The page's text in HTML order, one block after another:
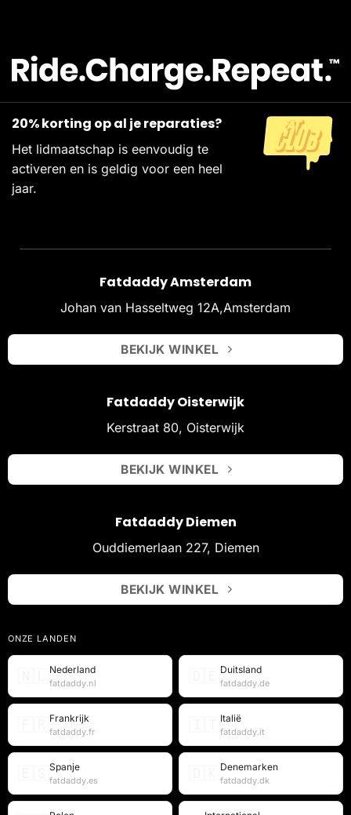
20% korting op al je reparaties?
Het lidmaatschap is eenvoudig te
activeren en is geldig voor een heel
jaar.
Fatdaddy Amsterdam
Johan van Hasseltweg 12A,Amsterdam
BEKIJK WINKEL
Fatdaddy Oisterwijk
Kerstraat 80, Oisterwijk
BEKIJK WINKEL
Fatdaddy Diemen
Ouddiemerlaan 227, Diemen
BEKIJK WINKEL
ONZE LANDEN
Nederland
fatdaddy.nl
Duitsland
fatdaddy.de
Frankrijk
fatdaddy.fr
Italië
fatdaddy.it
Spanje
fatdaddy.es
Denemarken
fatdaddy.dk